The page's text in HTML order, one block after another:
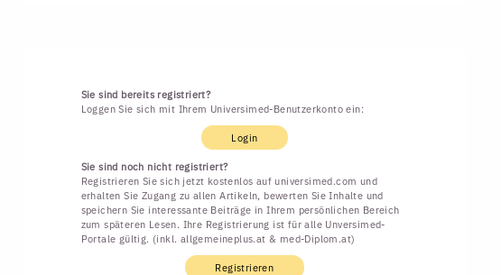
Sie sind bereits registriert?
Loggen Sie sich mit Ihrem Universimed-Benutzerkonto ein:
Login
Sie sind noch nicht registriert?
Registrieren Sie sich jetzt kostenlos auf universimed.com und
erhalten Sie Zugang zu allen Artikeln, bewerten Sie Inhalte und
speichern Sie interessante Beiträge in Ihrem persönlichen Bereich
zum späteren Lesen. Ihre Registrierung ist für alle Unversimed-
Portale gültig. (inkl. allgemeineplus.at & med-Diplom.at)
Registrieren